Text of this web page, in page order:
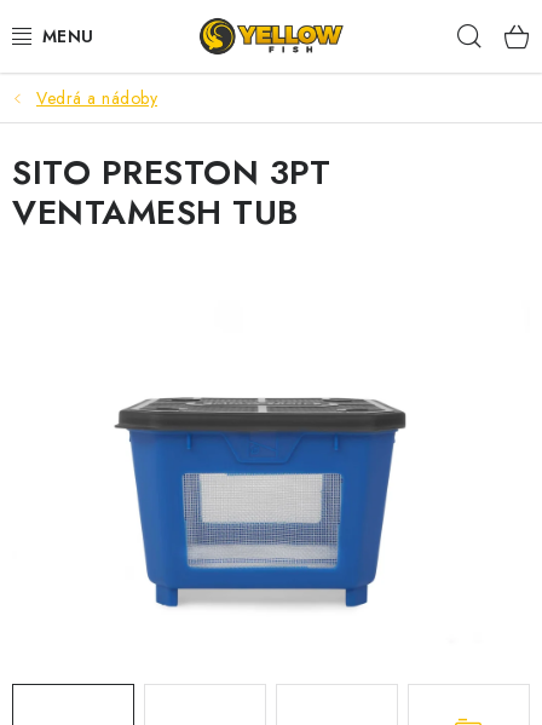
na
NOVINKY 2026
LETNÉ ZĽAVY
HALDORADO
KRMIVÁ,NÁSTRAHY
BIŽUTERIA-DOPLNKY
TAŠKY A PÚZDRA
Vedrá a nádoby
SITO PRESTON 3PT
VENTAMESH TUB